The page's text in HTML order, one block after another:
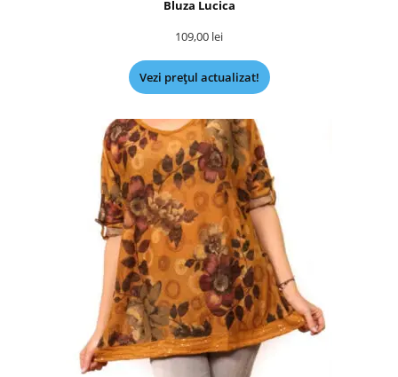
Bluza Lucica
109,00 lei
Vezi prețul actualizat!